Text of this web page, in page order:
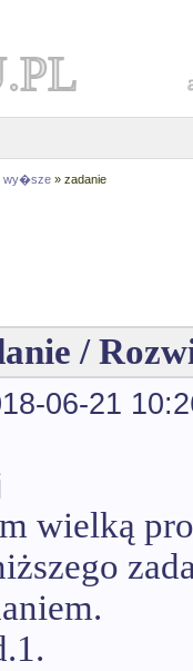
wy�sze » zadanie
/
06-21
wielką